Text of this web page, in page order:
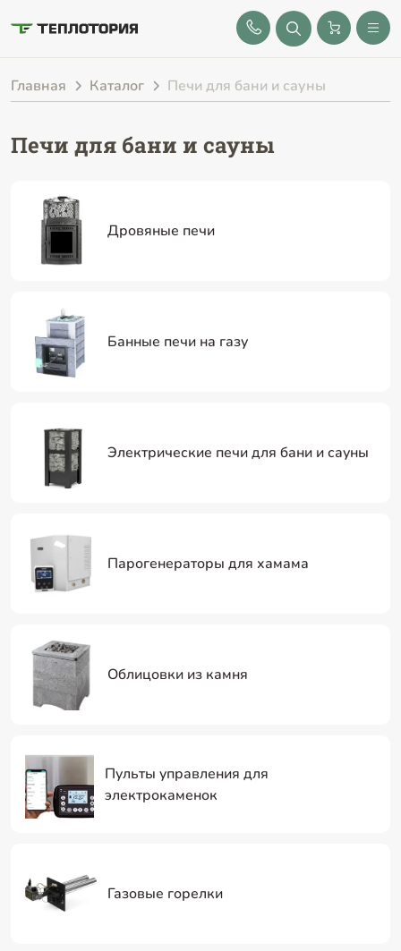
8 (843) 212-25-32
Главная Каталог Печи для бани и сауны
Печи для бани и сауны
Дровяные печи
Банные печи на газу
Электрические печи для бани и сауны
Парогенераторы для хамама
Облицовки из камня
Пульты управления для
электрокаменок
Газовые горелки